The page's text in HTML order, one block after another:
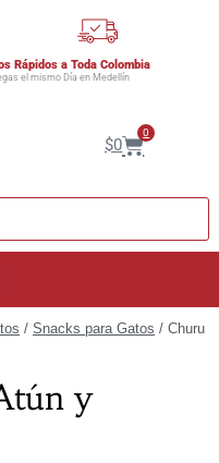
Rápidos a Toda Colombia
el mismo Día en Medellín
$0
0
/ Snacks para Gatos / Churu
y